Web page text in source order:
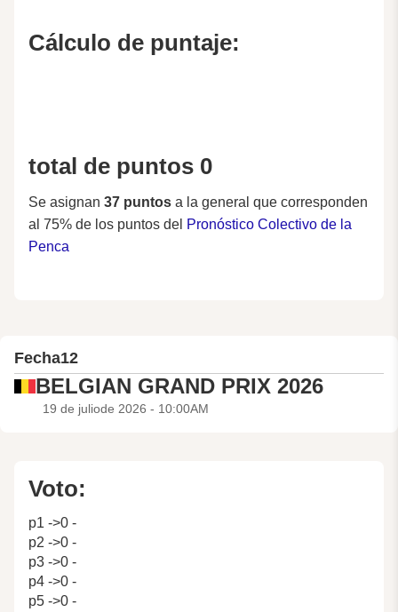
Cálculo de puntaje:
total de puntos 0
Se asignan 37 puntos a la general que corresponden
al 75% de los puntos del Pronóstico Colectivo de la
Penca
Fecha12
BELGIAN GRAND PRIX 2026
19 de juliode 2026 - 10:00AM
Voto:
p1 ->0 -
p2 ->0 -
p3 ->0 -
p4 ->0 -
p5 ->0 -